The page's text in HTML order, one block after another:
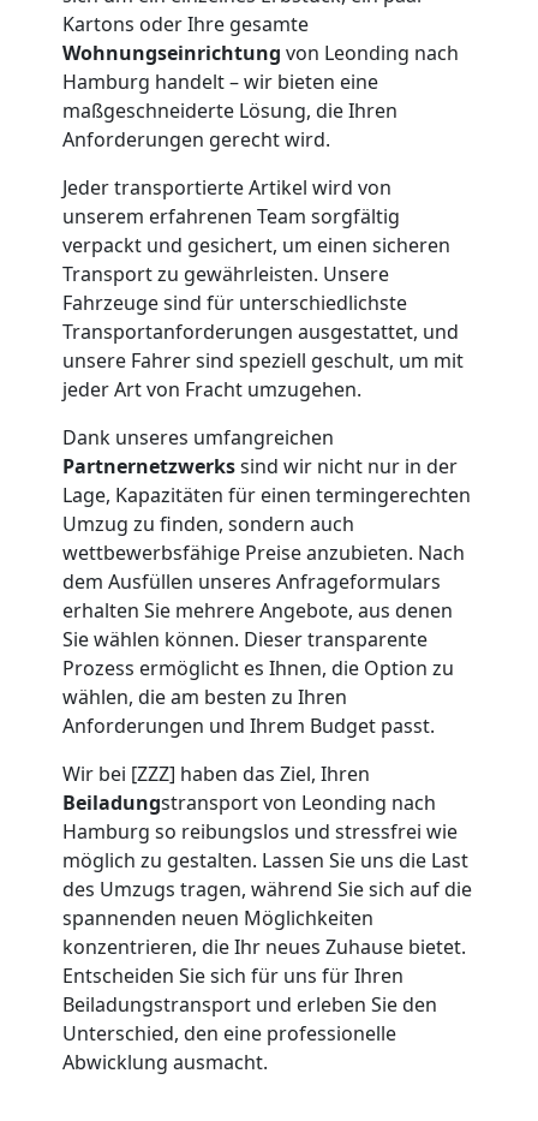
Kartons oder Ihre gesamte
Wohnungseinrichtung von Leonding nach
Hamburg handelt – wir bieten eine
maßgeschneiderte Lösung, die Ihren
Anforderungen gerecht wird.
Jeder transportierte Artikel wird von
unserem erfahrenen Team sorgfältig
verpackt und gesichert, um einen sicheren
Transport zu gewährleisten. Unsere
Fahrzeuge sind für unterschiedlichste
Transportanforderungen ausgestattet, und
unsere Fahrer sind speziell geschult, um mit
jeder Art von Fracht umzugehen.
Dank unseres umfangreichen
Partnernetzwerkssind wir nicht nur in der
Lage, Kapazitäten für einen termingerechten
Umzug zu finden, sondern auch
wettbewerbsfähige Preise anzubieten. Nach
dem Ausfüllen unseres Anfrageformulars
erhalten Sie mehrere Angebote, aus denen
Sie wählen können. Dieser transparente
Prozess ermöglicht es Ihnen, die Option zu
wählen, die am besten zu Ihren
Anforderungen und Ihrem Budget passt.
Wir bei [ZZZ] haben das Ziel, Ihren
Beiladungstransport von Leonding nach
Hamburg so reibungslos und stressfrei wie
möglich zu gestalten. Lassen Sie uns die Last
des Umzugs tragen, während Sie sich auf die
spannenden neuen Möglichkeiten
konzentrieren, die Ihr neues Zuhause bietet.
Entscheiden Sie sich für uns für Ihren
Beiladungstransport und erleben Sie den
Unterschied, den eine professionelle
Abwicklung ausmacht.
Möbelmontage
Leonding
Möbeltransport
Leonding
Beiladung
Leonding
Mini
Umzug
Leonding
Umzug
Mann
LKW
Leonding